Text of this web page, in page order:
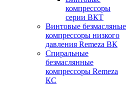
компрессоры
серии ВКТ
Винтовые безмасляные
компрессоры низкого
давления Remeza ВК
Спиральные
безмаслянные
компрессоры Remeza
КС